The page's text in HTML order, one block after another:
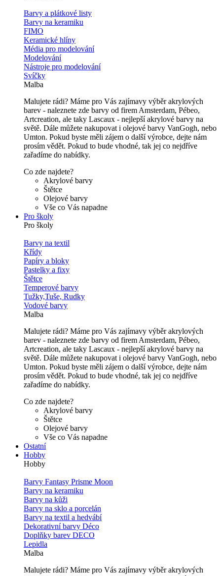
Barvy a plátkové listy
Barvy na keramiku
FIMO
Keramické hlíny
Média pro modelování
Modelování
Nástroje pro modelování
Svíčky
Malba
Malujete rádi? Máme pro Vás zajímavy výběr akrylových
barev - naleznete zde barvy od firem Amsterdam, Pébeo,
Artcreation, ale taky Lascaux - nejlepší akrylové barvy na
světě. Dále můžete nakupovat i olejové barvy VanGogh, nebo
Umton. Pokud byste měli zájem o další výrobce, dejte nám
prosím vědět. Pokud to bude vhodné, tak jej co nejdříve
zařadíme do nabídky.
Co zde najdete?
Akrylové barvy
Štětce
Olejové barvy
Vše co Vás napadne
Pro školy
Pro školy
Barvy na textil
Křídy
Papíry a bloky
Pastelky a fixy
Štětce
Temperové barvy
Tužky,Tuše, Rudky
Vodové barvy
Malba
Malujete rádi? Máme pro Vás zajímavy výběr akrylových
barev - naleznete zde barvy od firem Amsterdam, Pébeo,
Artcreation, ale taky Lascaux - nejlepší akrylové barvy na
světě. Dále můžete nakupovat i olejové barvy VanGogh, nebo
Umton. Pokud byste měli zájem o další výrobce, dejte nám
prosím vědět. Pokud to bude vhodné, tak jej co nejdříve
zařadíme do nabídky.
Co zde najdete?
Akrylové barvy
Štětce
Olejové barvy
Vše co Vás napadne
Ostatní
Hobby
Hobby
Barvy Fantasy Prisme Moon
Barvy na keramiku
Barvy na kůži
Barvy na sklo a porcelán
Barvy na textil a hedvábí
Dekorativní barvy Déco
Doplňky barev DECO
Lepidla
Malba
Malujete rádi? Máme pro Vás zajímavy výběr akrylových